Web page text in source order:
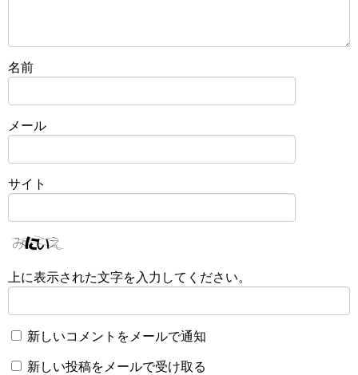
名前
メール
サイト
上に表示された文字を入力してください。
新しいコメントをメールで通知
新しい投稿をメールで受け取る